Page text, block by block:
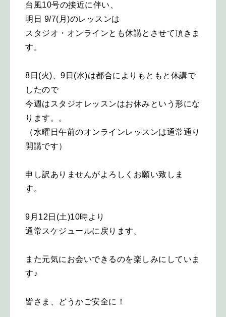
台風10号の接近に伴い、
明日 9/7(月)のレッスンは
スタジオ・オンラインとも休講とさせて頂きま
す。
8日(火)、9日(水)は都合によりもともと休講で
したので
今週はスタジオレッスンはお休みという形にな
ります。。
（水曜日午前のオンラインレッスンは通常通り
開講です）
申し訳ありませんがよろしくお願い致しま
す。
9月12日(土)10時より
通常スケジュールに戻ります。
また元気にお会いできるのを楽しみにしていま
す♪
皆さま、どうかご安全に！